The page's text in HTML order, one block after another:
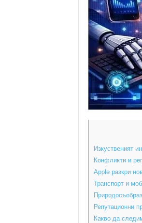
Изкуственият
Конфликти и
Apple разкри
Транспорт и
Репутационни
Какво да